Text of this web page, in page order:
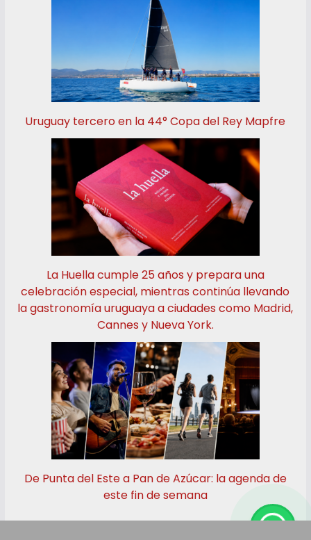
Uruguay tercero en la 44° Copa del Rey Mapfre
La Huella cumple 25 años y prepara una
celebración especial, mientras continúa llevando
la gastronomía uruguaya a ciudades como Madrid,
Cannes y Nueva York.
De Punta del Este a Pan de Azúcar: la agenda de
este fin de semana